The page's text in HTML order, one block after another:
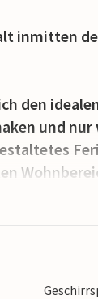
inmitten
den
und
Details und
zum
mit Blick
und